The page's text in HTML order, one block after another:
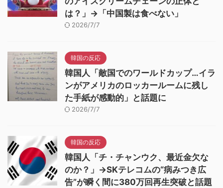
は？」→「中国製は食べない」
2026/7/7
韓国の反応
韓国人「敵国でのワールドカップ…イラ
ンがアメリカのロッカールームに残し
た手紙が感動的」と話題に
2026/7/7
韓国の反応
韓国人「チ・チャンウク、最近金欠な
のか？」→SKテレコムの“病みつき広
告”が瞬く間に380万回再生突破と話題